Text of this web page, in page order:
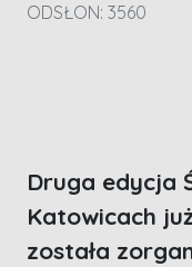
ODSŁON: 3560
Druga edycja
Katowicach
została